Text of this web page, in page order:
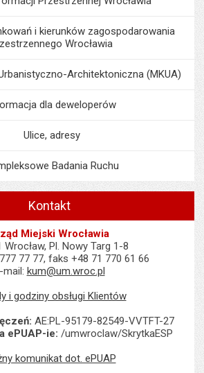
i kierunków zagospodarowania
Wrocławia
Architektoniczna (MKUA)
dla deweloperów
Ulice, adresy
Badania Ruchu
Kontakt
Miejski Wrocławia
Wrocław, Pl. Nowy Targ 1-8
77 77, faks +48 71 770 61 66
mail: kum@um.wroc.pl
i godziny obsługi Klientów
AE:PL-95179-82549-VVTFT-27
ePUAP-ie: /umwroclaw/SkrytkaESP
komunikat dot. ePUAP